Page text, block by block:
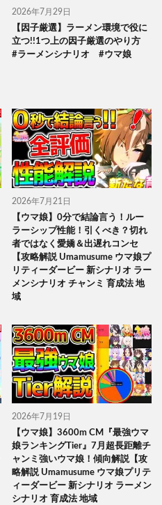
2026年7月29日
【因子厳選】ラーメン環境で役に
立つ!!1つ上の因子厳選のやり方
#ラーメンシナリオ #ウマ娘
2026年7月21日
【ウマ娘】0分で結論言う！ルー
ラーシップ性能！引くべき？切れ
者ではなく愛嬌＆出遅れコンセ
【攻略解説 Umamusume ウマ娘プ
リティーダービー 新シナリオ ラー
メンシナリオ チャンミ 育成法 地
域
2026年7月19日
【ウマ娘】3600m CM『最強ウマ
娘ランキングTier』7月超長距離チ
ャンミ強いウマ娘！傾向解説【攻
略解説 Umamusume ウマ娘プリテ
ィーダービー 新シナリオ ラーメン
シナリオ 育成法 地域